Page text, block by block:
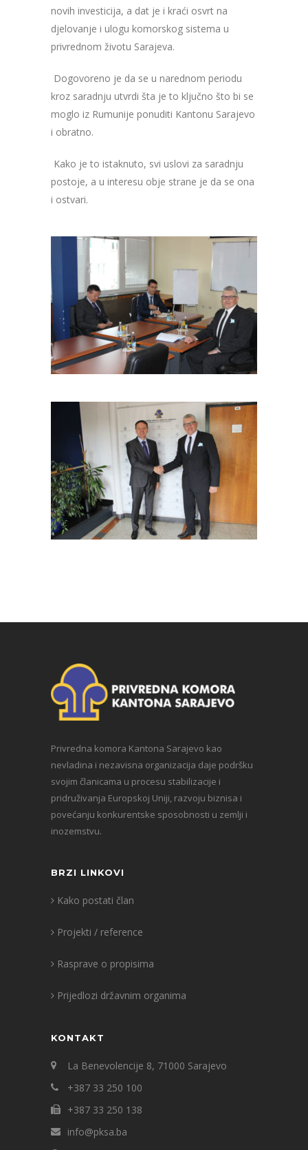
novih investicija, a dat je i kraći osvrt na
djelovanje i ulogu komorskog sistema u
privrednom životu Sarajeva.
Dogovoreno je da se u narednom periodu
kroz saradnju utvrdi šta je to ključno što bi se
moglo iz Rumunije ponuditi Kantonu Sarajevo
i obratno.
Kako je to istaknuto, svi uslovi za saradnju
postoje, a u interesu obje strane je da se ona
i ostvari.
Privredna komora Kantona Sarajevo kao
nevladina i nezavisna organizacija daje podršku
svojim članicama u procesu stabilizacije i
pridruživanja Europskoj Uniji, razvoju biznisa i
povećanju konkurentske sposobnosti u zemlji i
inozemstvu.
BRZI LINKOVI
Kako postati član
Projekti / reference
Rasprave o propisima
Prijedlozi državnim organima
KONTAKT
La Benevolencije 8, 71000 Sarajevo
+387 33 250 100
+387 33 250 138
info@pksa.ba